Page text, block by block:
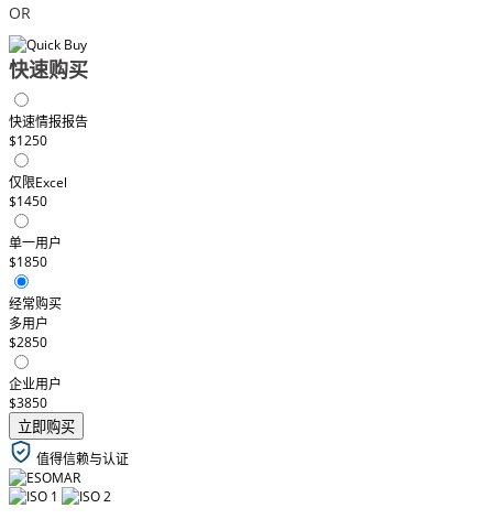
OR
快速购买
快速情报报告
$1250
仅限Excel
$1450
单一用户
$1850
经常购买
多用户
$2850
企业用户
$3850
立即购买
值得信赖与认证